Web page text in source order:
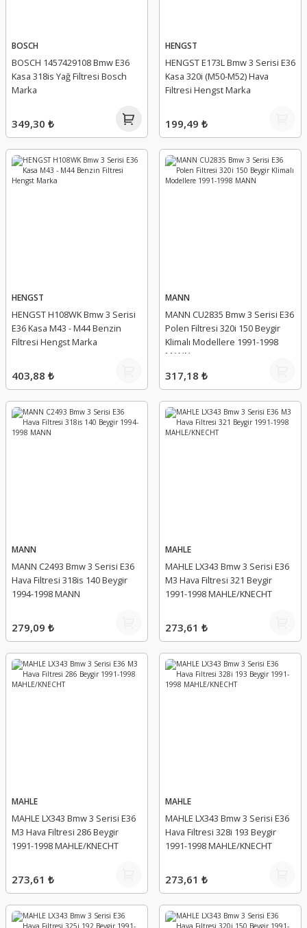
BOSCH
BOSCH 1457429108 Bmw E36
Kasa 318is Yağ Filtresi Bosch
Marka
349,30 ₺
HENGST
HENGST E173L Bmw 3 Serisi E36
Kasa 320i (M50-M52) Hava
Filtresi Hengst Marka
199,49 ₺
HENGST
HENGST H108WK Bmw 3 Serisi
E36 Kasa M43 - M44 Benzin
Filtresi Hengst Marka
403,88 ₺
MANN
MANN CU2835 Bmw 3 Serisi E36
Polen Filtresi 320i 150 Beygir
Klimalı Modellere 1991-1998
MANN
317,18 ₺
MANN
MANN C2493 Bmw 3 Serisi E36
Hava Filtresi 318is 140 Beygir
1994-1998 MANN
279,09 ₺
MAHLE
MAHLE LX343 Bmw 3 Serisi E36
M3 Hava Filtresi 321 Beygir
1991-1998 MAHLE/KNECHT
273,61 ₺
MAHLE
MAHLE LX343 Bmw 3 Serisi E36
M3 Hava Filtresi 286 Beygir
1991-1998 MAHLE/KNECHT
273,61 ₺
MAHLE
MAHLE LX343 Bmw 3 Serisi E36
Hava Filtresi 328i 193 Beygir
1991-1998 MAHLE/KNECHT
273,61 ₺